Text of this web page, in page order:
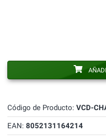
Código de Producto: VCD-
EAN: 8052131164214